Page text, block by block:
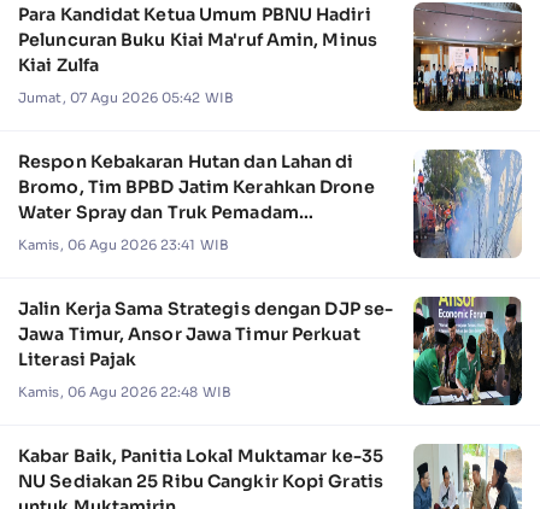
Para Kandidat Ketua Umum PBNU Hadiri
Peluncuran Buku Kiai Ma'ruf Amin, Minus
Kiai Zulfa
Jumat, 07 Agu 2026 05:42 WIB
Respon Kebakaran Hutan dan Lahan di
Bromo, Tim BPBD Jatim Kerahkan Drone
Water Spray dan Truk Pemadam
Kebakaran
Kamis, 06 Agu 2026 23:41 WIB
Jalin Kerja Sama Strategis dengan DJP se-
Jawa Timur, Ansor Jawa Timur Perkuat
Literasi Pajak
Kamis, 06 Agu 2026 22:48 WIB
Kabar Baik, Panitia Lokal Muktamar ke-35
NU Sediakan 25 Ribu Cangkir Kopi Gratis